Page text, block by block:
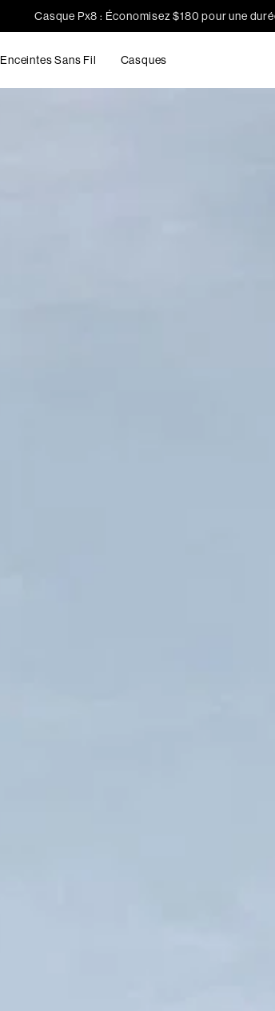
Casque Px8 : Économisez $180 pour une
Enceintes Sans Fil Casques